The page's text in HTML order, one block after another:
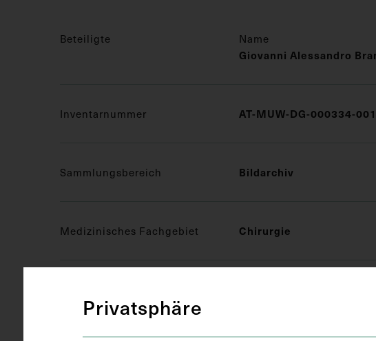
Beteiligte Name
Giovanni Alessandro
Inventarnummer AT-MUW-DG-000334-
Sammlungsbereich Bildarchiv
Medizinisches Fachgebiet Chirurgie
Privatsphäre